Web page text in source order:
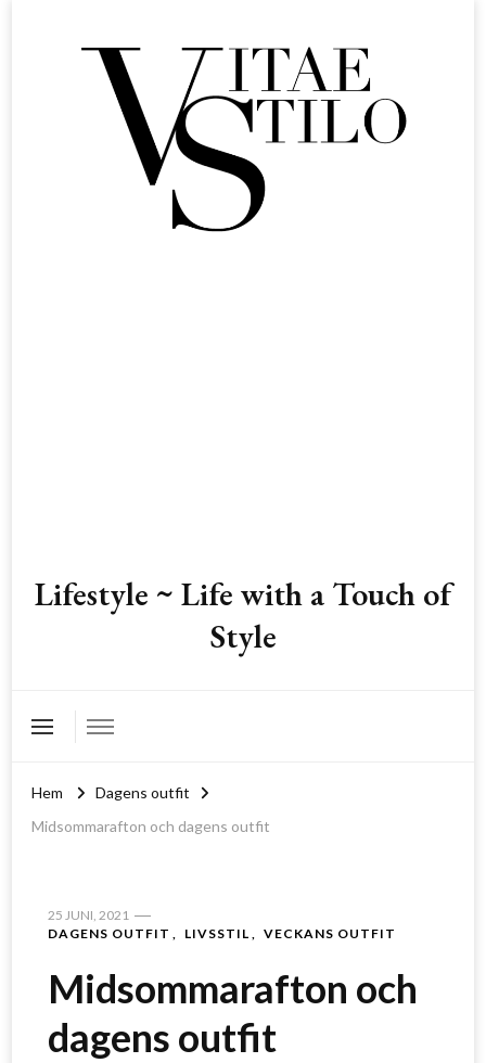
Lifestyle ~ Life with a Touch of
Style
Hem
Dagens outfit
Midsommarafton och dagens outfit
25 JUNI, 2021
DAGENS OUTFIT
LIVSSTIL VECKANS OUTFIT
Midsommarafton och
dagens outfit